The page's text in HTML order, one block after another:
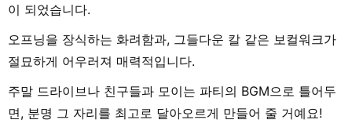
이 되었습니다.
오프닝을 장식하는 화려함과, 그들다운 칼 같은 보컬워크가
절묘하게 어우러져 매력적입니다.
주말 드라이브나 친구들과 모이는 파티의 BGM으로 틀어두
면, 분명 그 자리를 최고로 달아오르게 만들어 줄 거예요!